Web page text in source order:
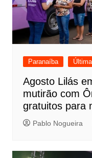
Paranaíba
Agosto Lilás
mutirão com
gratuitos para
Pablo Nogueira